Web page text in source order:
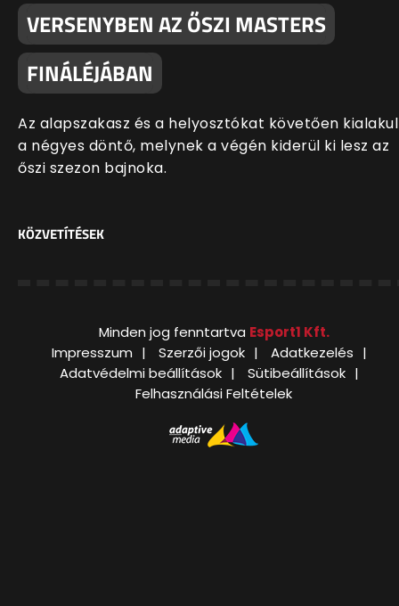
VERSENYBEN AZ ŐSZI MASTERS
FINÁLÉJÁBAN
Az alapszakasz és a helyosztókat követően
a négyes döntő, melynek a végén kiderül ki lesz az
őszi szezon bajnoka.
KÖZVETÍTÉSEK
Minden jog fenntartva Esport1 Kft.
Impresszum
Szerzői jogok
Adatkezelés
Adatvédelmi beállítások
Sütibeállítások
Felhasználási Feltételek